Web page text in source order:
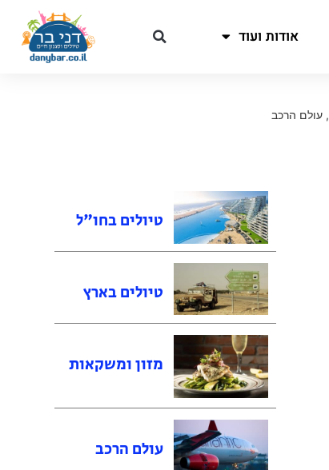
אודות ועוד
,עולם הרכב
טיולים בחו"ל
טיולים בארץ
מזון ומשקאות
עולם הרכב